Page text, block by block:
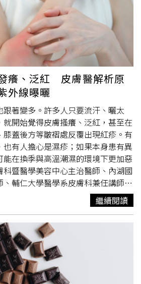
東與房客轉由市府其他社宅包租代管
發局並指出，截至目前，市府尚未接
常，第4期計畫303案及款項也均依
。上午議會委員會工作報告，都發局
房東因租金是房東收取，應該比較不
有風險的是包租的部分，兆基給予
是兆基處理。針對北市這303件包
進一步了解有沒有人受害，及有沒
基訂於明日召開董事會，隨著董事
期屆時董事會也將進行改選、重新
一席董事、握有兩成股權的宏碁，
宏碁集團創辦人施振榮今日受訪仍對
向看法，認為是個人財務投資問
好的隔離，並未影響到兆基的營
董事會將由宏碁自家專業經理人接
目標不變。
癢、泛紅 皮膚醫解析原
外線曝曬
著變多。許多人只要流汗、曬太
開始覺得皮膚搔癢、泛紅，甚至在
蓋後方等皺褶處反覆出現紅疹。有
也有人擔心是濕疹；如果本身患有異
在換季與高溫潮濕的環境下更加惡
暨醫學美容中心主治醫師、內湖國
輔仁大學醫學系皮膚科兼任講師羅
濕熱，高溫、汗水、紫外線與衣物摩
激因子。尤其是異位性皮膚炎、過敏
間待在戶外、高溫環境工作的人，汗
表面，再加上衣物摩擦與悶熱環境，
、濕疹惡化，甚至增加黴菌感染風
子雖然常見，但背後原因不一定相
出現癢疹，可能是汗疹，也就是俗稱
疹或異位性皮膚炎發作；有些人則
繼續閱讀